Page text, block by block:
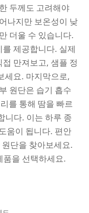
두께도 고려해야
나지만 보온성이 낮
더울 수 있습니다.
제공합니다. 실제
만져보고, 샘플 정
세요. 마지막으로,
원단은 습기 흡수
를 통해 땀을 빠르
니다. 이는 하루 종
움이 됩니다. 편안
단을 찾아보세요.
품을 선택하세요.